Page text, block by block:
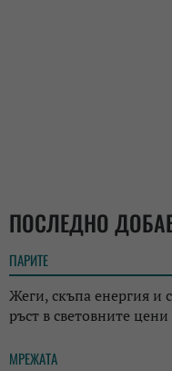
ПОСЛЕДНО
ПАРИТЕ
Жеги, скъпа енергия и
ръст в световните
МРЕЖАТА